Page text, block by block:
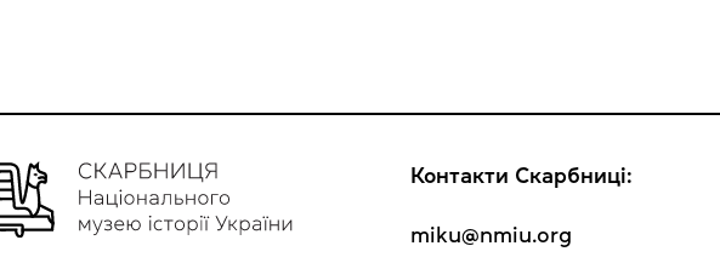
Контакти Скарбниці:
miku@nmiu.org